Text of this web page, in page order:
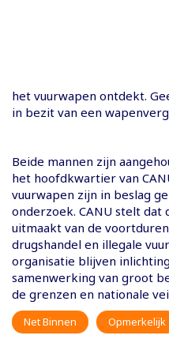
het vuurwapen ontdekt.
in bezit van een
Beide mannen zijn
het hoofdkwartier van
vuurwapen zijn in beslag
onderzoek. CANU stelt dat
uitmaakt van de
drugshandel en illegale
organisatie blijven
samenwerking van groot
de grenzen en nationale
Net Binnen Opmerkelijk